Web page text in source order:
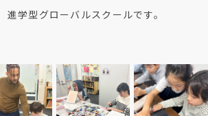
進学型グローバルスクールです。